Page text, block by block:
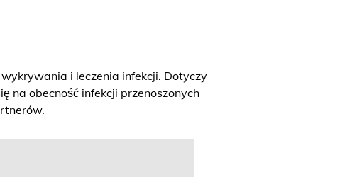
i leczenia infekcji. Dotyczy
na obecność infekcji przenoszonych